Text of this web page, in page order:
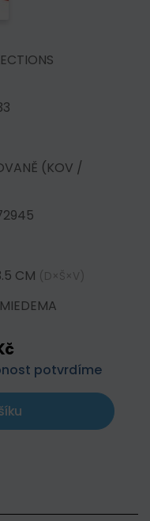
(KOV /
CM (D×Š×V)
potvrdíme